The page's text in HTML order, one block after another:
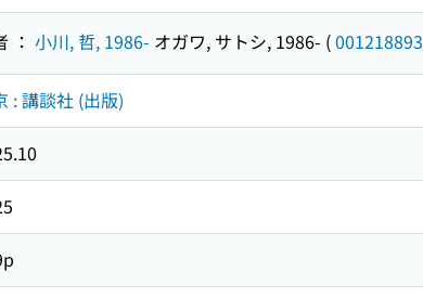
： 小川, 哲, 1986- オガワ, サトシ, 1986- (001218893
: 講談社 (出版)